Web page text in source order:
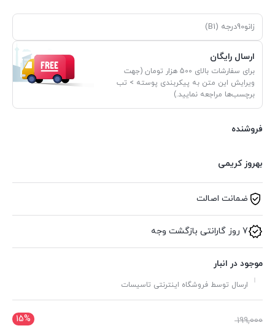
زانو90درجه (B1)
ارسال رایگان
برای سفارشات بالای 500 هزار تومان (جهت
ویرایش این متن به پیکربندی پوسته > تب
برچسب‌ها مراجعه نمایید.)
فروشنده
بهروز کریمی
ضمانت اصالت
7 روز گارانتی بازگشت وجه
موجود در انبار
ارسال توسط فروشگاه اینترنتی تاسیسات
15% 199,000قیمت